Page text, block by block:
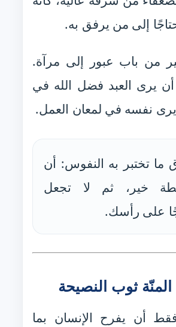
إلى من يرفق به.
من باب عبور إلى مرآة.
يرى العبد فضل الله في
يرى نفسه في لمعان العمل.
ما تختبر به النفوس: أن
خير، ثم لا تجعل
على رأسك.
ثوب النصيحة
أن يفرح الإنسان بما